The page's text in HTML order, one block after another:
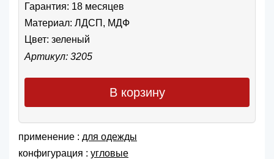
Гарантия: 18 месяцев
Материал: ЛДСП, МДФ
Цвет: зеленый
Артикул: 3205
В корзину
применение : для одежды
конфигурация : угловые